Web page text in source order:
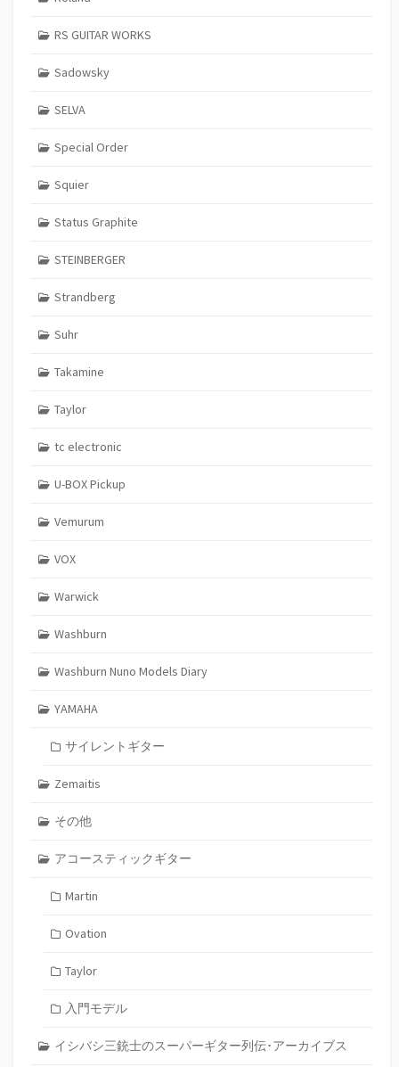
RS GUITAR WORKS
Sadowsky
SELVA
Special Order
Squier
Status Graphite
STEINBERGER
Strandberg
Suhr
Takamine
Taylor
tc electronic
U-BOX Pickup
Vemurum
VOX
Warwick
Washburn
Washburn Nuno Models Diary
YAMAHA
サイレントギター
Zemaitis
その他
アコースティックギター
Martin
Ovation
Taylor
入門モデル
イシバシ三銃士のスーパーギター列伝･アーカイブス